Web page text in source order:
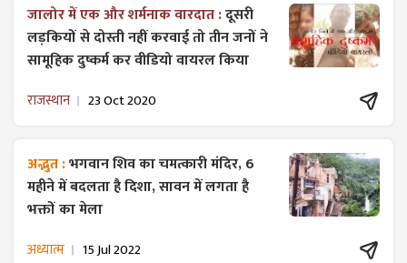
जालोर में एक और शर्मनाक वारदात :दूसरी
लड़कियों से दोस्ती नहीं करवाई तो तीन जनों ने
सामूहिक दुष्कर्म कर वीडियो वायरल किया
राजस्थान 23 Oct 2020
अद्भुत :भगवान शिव का चमत्कारी मंदिर, 6
महीने में बदलता है दिशा, सावन में लगता है
भक्तों का मेला
अध्यात्म 15 Jul 2022